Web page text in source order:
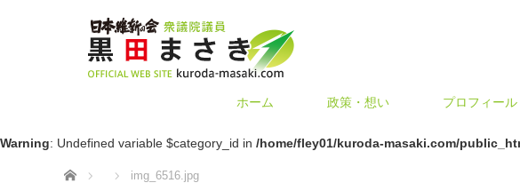
ホーム 政策・想い プロフィール
Warning: Undefined variable $category_id in /home/fley01/kuroda-masaki.com/
ホーム img_6516.jpg